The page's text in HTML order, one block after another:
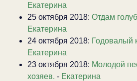
Екатерина
25 октября 2018: Отдам
Екатерина
24 октября 2018: Годовалый
Екатерина
23 октября 2018: Молодой
хозяев. - Екатерина